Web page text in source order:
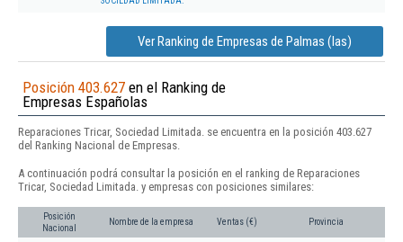
Ver Ranking de Empresas de Palmas (las)
Posición 403.627 en el Ranking de
Empresas Españolas
Reparaciones Tricar, Sociedad Limitada. se encuentra en la posición 403.627
del Ranking Nacional de Empresas.
A continuación podrá consultar la posición en el ranking de Reparaciones
Tricar, Sociedad Limitada. y empresas con posiciones similares:
Posición
Nacional
Nombre de la empresa Ventas (€) Provincia